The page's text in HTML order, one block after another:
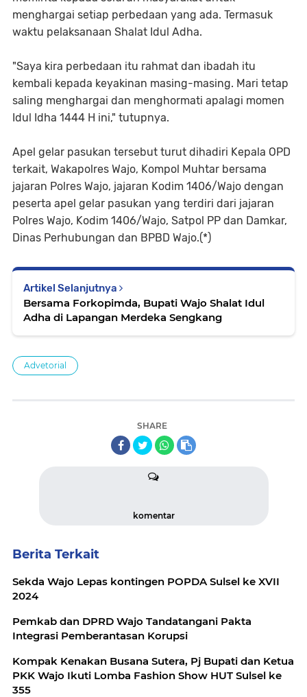
menghargai setiap perbedaan yang ada. Termasuk
waktu pelaksanaan Shalat Idul Adha.
"Saya kira perbedaan itu rahmat dan ibadah itu
kembali kepada keyakinan masing-masing. Mari tetap
saling menghargai dan menghormati apalagi momen
Idul Idha 1444 H ini," tutupnya.
Apel gelar pasukan tersebut turut dihadiri Kepala OPD
terkait, Wakapolres Wajo, Kompol Muhtar bersama
jajaran Polres Wajo, jajaran Kodim 1406/Wajo dengan
peserta apel gelar pasukan yang terdiri dari jajaran
Polres Wajo, Kodim 1406/Wajo, Satpol PP dan Damkar,
Dinas Perhubungan dan BPBD Wajo.(*)
Artikel Selanjutnya
Bersama Forkopimda, Bupati Wajo Shalat Idul
Adha di Lapangan Merdeka Sengkang
Advetorial
SHARE
komentar
Berita Terkait
Sekda Wajo Lepas kontingen POPDA Sulsel ke XVII
2024
Pemkab dan DPRD Wajo Tandatangani Pakta
Integrasi Pemberantasan Korupsi
Kompak Kenakan Busana Sutera, Pj Bupati dan Ketua
PKK Wajo Ikuti Lomba Fashion Show HUT Sulsel ke
355